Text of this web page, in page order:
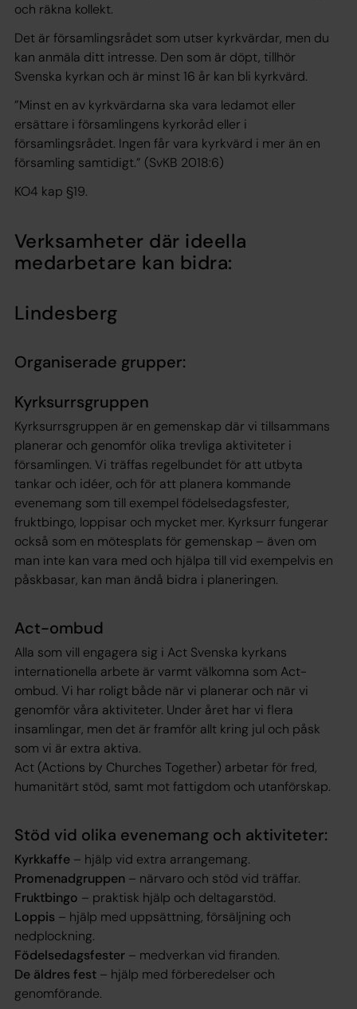
och räkna kollekt.
Det är församlingsrådet som utser kyrkvärdar, men du
kan anmäla ditt intresse. Den som är döpt, tillhör
Svenska kyrkan och är minst 16 år kan bli kyrkvärd.
”Minst en av kyrkvärdarna ska vara ledamot eller
ersättare i församlingens kyrkoråd eller i
församlingsrådet. Ingen får vara kyrkvärd i mer än en
församling samtidigt.” (SvKB 2018:6)
KO4 kap §19.
Verksamheter där ideella
medarbetare kan bidra:
Lindesberg
Organiserade grupper:
Kyrksurrsgruppen
Kyrksurrsgruppen är en gemenskap där vi tillsammans
planerar och genomför olika trevliga aktiviteter i
församlingen. Vi träffas regelbundet för att utbyta
tankar och idéer, och för att planera kommande
evenemang som till exempel födelsedagsfester,
fruktbingo, loppisar och mycket mer. Kyrksurr fungerar
också som en mötesplats för gemenskap – även om
man inte kan vara med och hjälpa till vid exempelvis en
påskbasar, kan man ändå bidra i planeringen.
Act-ombud
Alla som vill engagera sig i Act Svenska kyrkans
internationella arbete är varmt välkomna som Act-
ombud. Vi har roligt både när vi planerar och när vi
genomför våra aktiviteter. Under året har vi flera
insamlingar, men det är framför allt kring jul och påsk
som vi är extra aktiva.
Act (Actions by Churches Together) arbetar för fred,
humanitärt stöd, samt mot fattigdom och utanförskap.
Stöd vid olika evenemang och aktiviteter:
Kyrkkaffe – hjälp vid extra arrangemang.
Promenadgruppen – närvaro och stöd vid träffar.
Fruktbingo – praktisk hjälp och deltagarstöd.
Loppis – hjälp med uppsättning, försäljning och
nedplockning.
Födelsedagsfester – medverkan vid firanden.
De äldres fest – hjälp med förberedelser och
genomförande.